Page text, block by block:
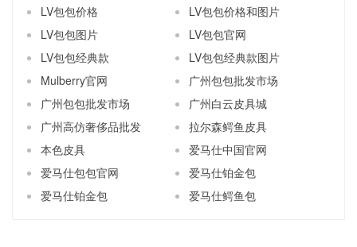
LV包包价格
LV包包价格和图片
LV包包图片
LV包包官网
LV包包经典款
LV包包经典款图片
Mulberry官网
广州包包批发市场
广州包包批发市场
广州白云皮具城
广州高仿奢侈品批发
拉尔森鳄鱼皮具
本色皮具
爱马仕中国官网
爱马仕包包官网
爱马仕铂金包
爱马仕铂金包
爱马仕鳄鱼包